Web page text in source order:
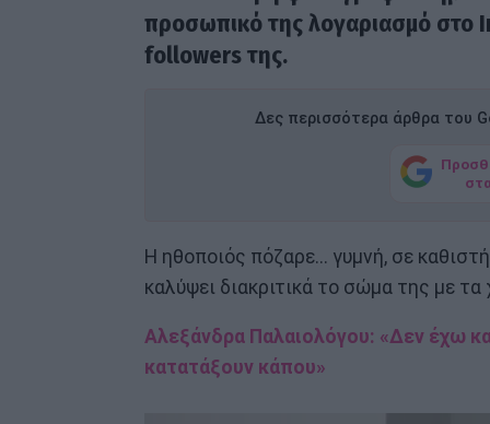
προσωπικό της λογαριασμό στο
followers της.
Δες περισσότερα άρθρα του
Η ηθοποιός πόζαρε... γυμνή, σε
καλύψει διακριτικά το σώμα της με τα
Αλεξάνδρα Παλαιολόγου: «Δεν έχω
κατατάξουν κάπου»